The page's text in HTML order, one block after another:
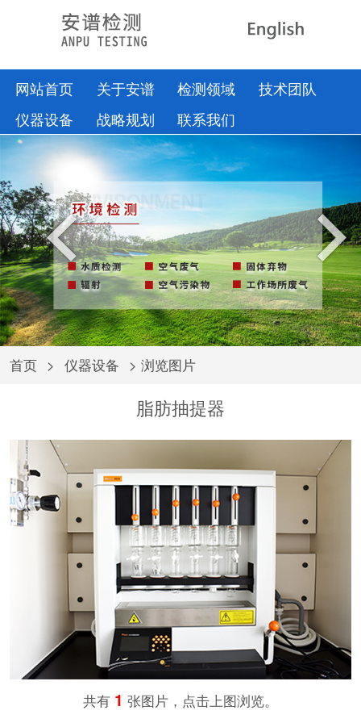
网站首页 关于安谱 检测领域
技术团队
仪器设备
战略规划 联系我们
首页 > 仪器设备 > 浏览图片
脂肪抽提器
共有 1 张图片，点击上图浏览。